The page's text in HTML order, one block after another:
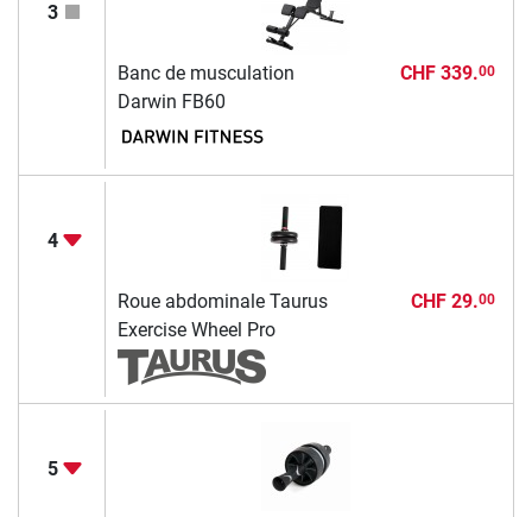
3
Banc de musculation
Darwin FB60
CHF 339.00
4
Roue abdominale Taurus
Exercise Wheel Pro
CHF 29.00
5